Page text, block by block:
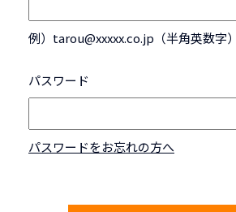
例）tarou@xxxxx.co.jp（半角英数字）
パスワード
パスワードをお忘れの方へ